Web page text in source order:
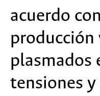
acuerdo
plasmados
tensiones